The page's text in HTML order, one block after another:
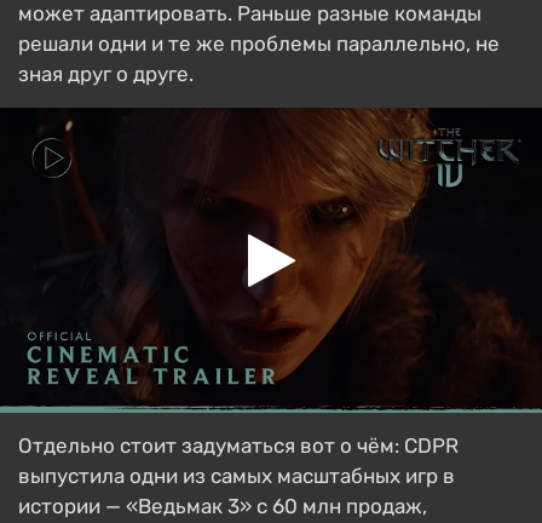
может адаптировать. Раньше разные команды
решали одни и те же проблемы параллельно, не
зная друг о друге.
Отдельно стоит задуматься вот о чём: CDPR
выпустила одни из самых масштабных игр в
истории — «Ведьмак 3» с 60 млн продаж,